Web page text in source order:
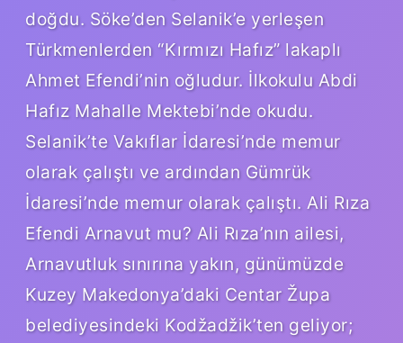
doğdu. Söke’den Selanik’e yerleşen
Türkmenlerden “Kırmızı Hafız” lakaplı
Ahmet Efendi’nin oğludur. İlkokulu Abdi
Hafız Mahalle Mektebi’nde okudu.
Selanik’te Vakıflar İdaresi’nde memur
olarak çalıştı ve ardından Gümrük
İdaresi’nde memur olarak çalıştı. Ali Rıza
Efendi Arnavut mu? Ali Rıza’nın ailesi,
Arnavutluk sınırına yakın, günümüzde
Kuzey Makedonya’daki Centar Župa
belediyesindeki Kodžadžik’ten geliyor;